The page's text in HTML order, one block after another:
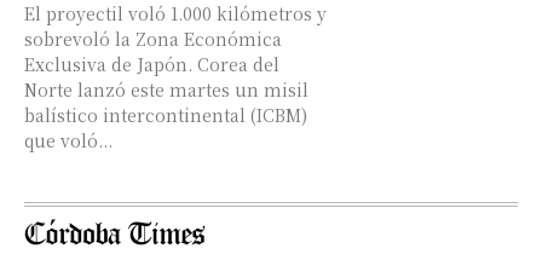
El proyectil voló 1.000 kilómetros y
sobrevoló la Zona Económica
Exclusiva de Japón. Corea del
Norte lanzó este martes un misil
balístico intercontinental (ICBM)
que voló...